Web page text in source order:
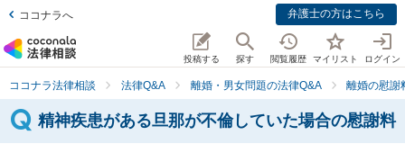
ココナラへ 弁護士の方はこちら
投稿する 探す 閲覧履歴 マイリスト ログイン
ココナラ法律相談 法律Q&A 離婚・男女問題の法律Q&A 離婚の慰謝
精神疾患がある旦那が不倫していた場合の慰謝料